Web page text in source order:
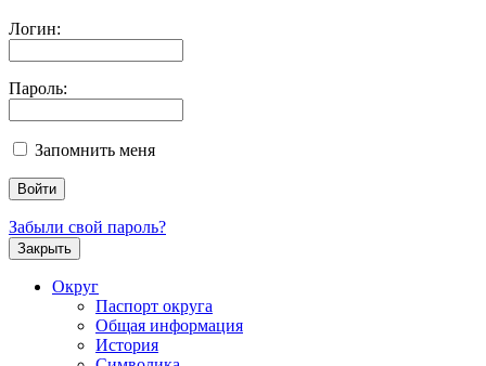
Логин:
Пароль:
Запомнить меня
Забыли свой пароль?
Закрыть
Округ
Паспорт округа
Общая информация
История